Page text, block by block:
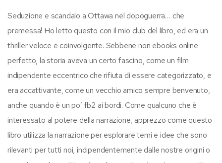
Seduzione e scandalo a Ottawa nel dopoguerra… che
premessa! Ho letto questo con il mio club del libro, ed era un
thriller veloce e coinvolgente. Sebbene non ebooks online
perfetto, la storia aveva un certo fascino, come un film
indipendente eccentrico che rifiuta di essere categorizzato, e
era accattivante, come un vecchio amico sempre benvenuto,
anche quando è un po’ fb2 ai bordi. Come qualcuno che è
interessato al potere della narrazione, apprezzo come questo
libro utilizza la narrazione per esplorare temi e idee che sono
rilevanti per tutti noi, indipendentemente dalle nostre origini o